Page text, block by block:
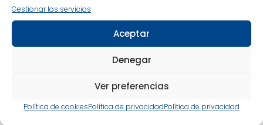
Gestionar los servicios
Aceptar
Denegar
Ver preferencias
Política de cookiesPolítica de privacidadPolítica de privacidad
pequeños puede ayudar a facilitar el movimiento
de una manera más frecuente en el tiempo…
imágenes adjuntas.